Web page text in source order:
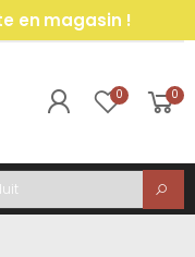
en magasin !
0 0